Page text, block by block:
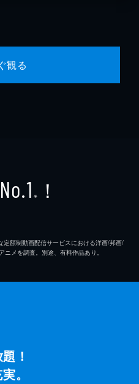
観る
No.1 ※ ！
額制動画配信サービスにおける洋画/邦画/
メを調査。別途、有料作品あり。
！
。